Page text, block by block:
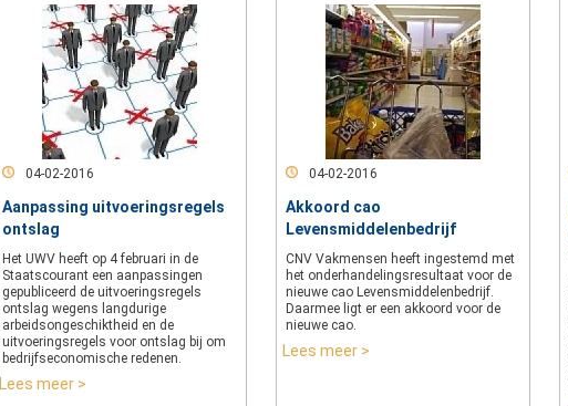
04-02-2016
Aanpassing uitvoeringsregels
ontslag
Het UWV heeft op 4 februari in de
Staatscourant een aanpassingen
gepubliceerd de uitvoeringsregels
ontslag wegens langdurige
arbeidsongeschiktheid en de
uitvoeringsregels voor ontslag bij om
bedrijfseconomische redenen.
Lees meer >
04-02-2016
Akkoord cao
Levensmiddelenbedrijf
CNV Vakmensen heeft ingestemd met
het onderhandelingsresultaat voor de
nieuwe cao Levensmiddelenbedrijf.
Daarmee ligt er een akkoord voor de
nieuwe cao.
Lees meer >